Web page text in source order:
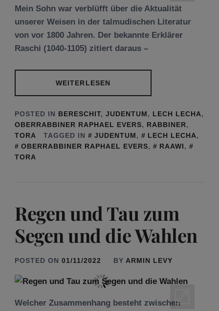
Mein Sohn war verblüfft über die Aktualität
unserer Weisen in der talmudischen Literatur
von vor 1800 Jahren. Der bekannte Erklärer
Raschi (1040-1105) zitiert daraus –
WEITERLESEN
POSTED IN BERESCHIT, JUDENTUM, LECH LECHA,
OBERRABBINER RAPHAEL EVERS, RABBINER,
TORA
TAGGED IN JUDENTUM, LECH LECHA,
OBERRABBINER RAPHAEL EVERS, RAAWI,
TORA
Regen und Tau zum
Segen und die Wahlen
POSTED ON 01/11/2022 BY ARMIN LEVY
Welcher Zusammenhang besteht zwischen